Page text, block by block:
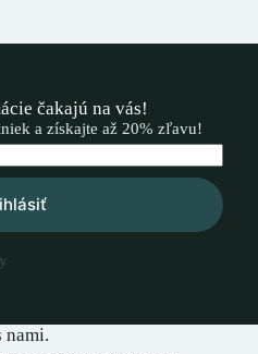
čakajú na vás!
a získajte až 20% zľavu!
nami.